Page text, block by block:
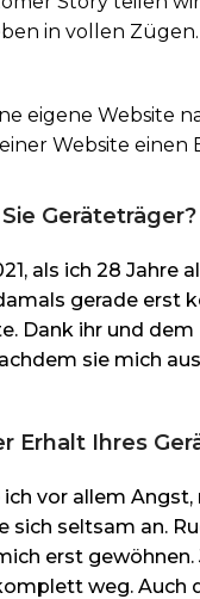
in vollen
eigene Website
Website
Geräteträger?
als ich 28
gerade erst
Dank ihr und
sie mich
Erhalt Ihres
vor allem
sich seltsam an.
erst
weg. Auch